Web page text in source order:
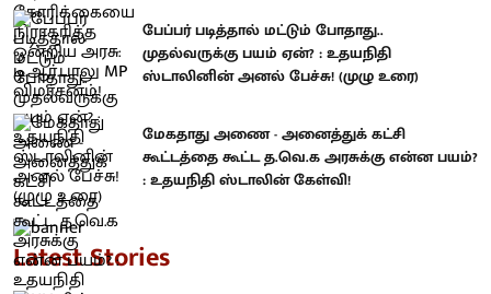
பேப்பர் படித்தால் மட்டும் போதாது..
முதல்வருக்கு பயம் ஏன்? : உதயநிதி
ஸ்டாலினின் அனல் பேச்சு! (முழு உரை)
மேகதாது அணை - அனைத்துக் கட்சி
கூட்டத்தை கூட்ட த.வெ.க அரசுக்கு என்ன பயம்?
: உதயநிதி ஸ்டாலின் கேள்வி!
Latest Stories